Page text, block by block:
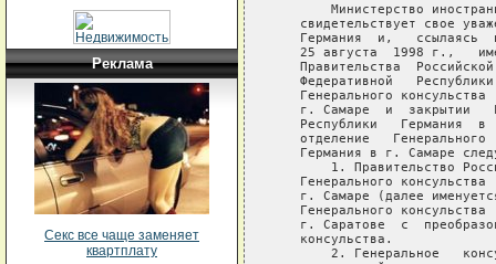
Реклама
Секс все чаще заменяет
квартплату
Министерство
свидетельствует свое
Германия  и,   ссылаясь
25 августа  1998 г.,
Правительства
Федеративной
Генерального консульства
г. Самаре  и  закрытии
Республики   Германия  в
отделение   Генерального
Германия в г. Самаре
1. Правительство
Генерального консульства
г. Самаре (далее
Генерального консульства
г. Саратове  с
   консульства.
2. Генеральное